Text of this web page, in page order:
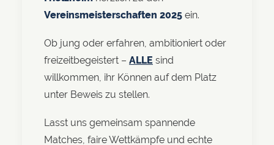
Vereinsmeisterschaften 2025 ein.
Ob jung oder erfahren, ambitioniert oder
freizeitbegeistert – ALLE sind
willkommen, ihr Können auf dem Platz
unter Beweis zu stellen.
Lasst uns gemeinsam spannende
Matches, faire Wettkämpfe und echte